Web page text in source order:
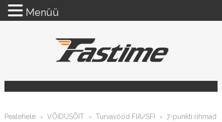
Pealehele > VÕIDUSÕIT > Turvavööd FIA/SFI >
7-punkti rihmad
Menüü